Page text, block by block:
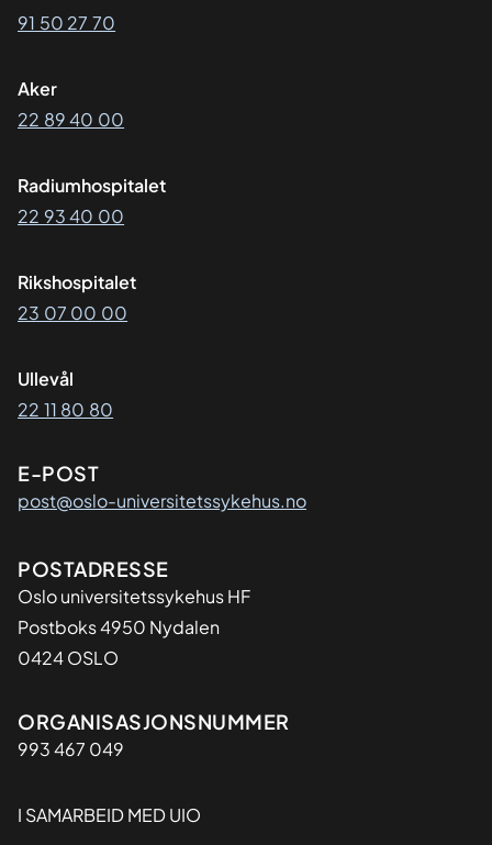
91 50 27 70
Aker
22 89 40 00
Radiumhospitalet
22 93 40 00
Rikshospitalet
23 07 00 00
Ullevål
22 11 80 80
E-POST
post@oslo-universitetssykehus.no
Adresse
POSTADRESSE
Oslo universitetssykehus HF
Postboks 4950 Nydalen
0424 OSLO
Organisasjon
ORGANISASJONSNUMMER
993 467 049
I SAMARBEID MED UIO